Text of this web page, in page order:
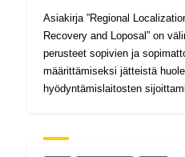
Asiakirja ”Regional
Recovery and Loposal” on
perusteet sopivien ja
määrittämiseksi jätteistä
hyödyntämislaitosten